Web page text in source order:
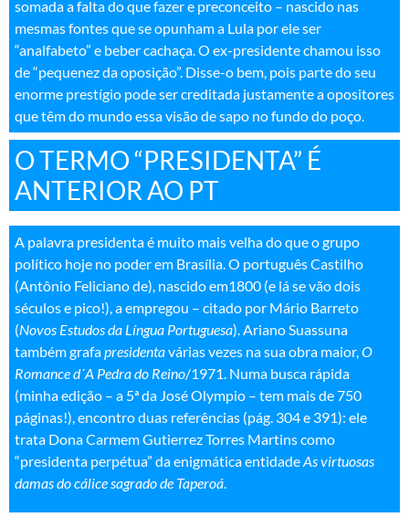
somada a falta do que fazer e preconceito – nascido nas
mesmas fontes que se opunham a Lula por ele ser
“analfabeto” e beber cachaça. O ex-presidente chamou isso
de “pequenez da oposição”. Disse-o bem, pois parte do seu
enorme prestígio pode ser creditada justamente a opositores
que têm do mundo essa visão de sapo no fundo do poço.
O TERMO “PRESIDENTA” É
ANTERIOR AO PT
A palavra presidenta é muito mais velha do que o grupo
político hoje no poder em Brasília. O português Castilho
(Antônio Feliciano de), nascido em1800 (e lá se vão dois
séculos e pico!), a empregou – citado por Mário Barreto
(Novos Estudos da Língua Portuguesa). Ariano Suassuna
também grafapresidentavárias vezes na sua obra maior,O
Romance d´A Pedra do Reino/1971. Numa busca rápida
(minha edição – a 5ª da José Olympio – tem mais de 750
páginas!), encontro duas referências (pág. 304 e 391): ele
trata Dona Carmem Gutierrez Torres Martins como
“presidenta perpétua” da enigmática entidadeAs virtuosas
damas do cálice sagrado de Taperoá.